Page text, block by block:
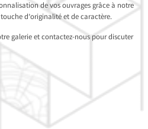
de vos ouvrages grâce à notre
d’originalité et de caractère.
galerie et contactez-nous pour discuter